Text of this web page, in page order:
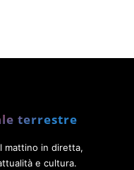
terrestre
mattino in diretta,
e cultura.